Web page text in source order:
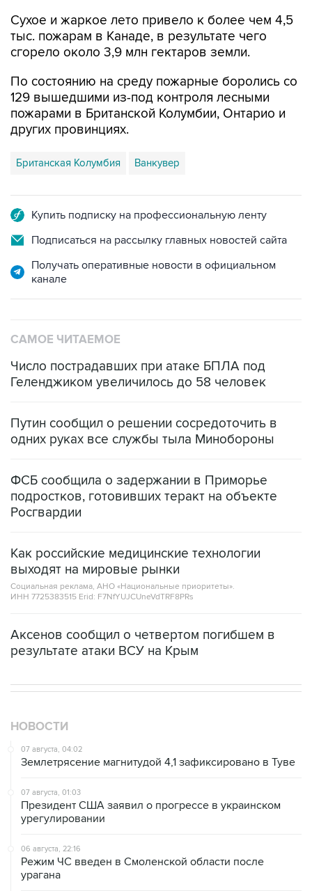
Сухое и жаркое лето привело к более чем 4,5
тыс. пожарам в Канаде, в результате чего
сгорело около 3,9 млн гектаров земли.
По состоянию на среду пожарные боролись со
129 вышедшими из-под контроля лесными
пожарами в Британской Колумбии, Онтарио и
других провинциях.
Британская Колумбия Ванкувер
Купить подписку на профессиональную ленту
Подписаться на рассылку главных новостей сайта
Получать оперативные новости в официальном
канале
САМОЕ ЧИТАЕМОЕ
Число пострадавших при атаке БПЛА под
Геленджиком увеличилось до 58 человек
Путин сообщил о решении сосредоточить в
одних руках все службы тыла Минобороны
ФСБ сообщила о задержании в Приморье
подростков, готовивших теракт на объекте
Росгвардии
Как российские медицинские технологии
выходят на мировые рынки
Социальная реклама, АНО «Национальные приоритеты».
ИНН 7725383515 Erid: F7NfYUJCUneVdTRF8PRs
Аксенов сообщил о четвертом погибшем в
результате атаки ВСУ на Крым
НОВОСТИ
07 августа, 04:02
Землетрясение магнитудой 4,1 зафиксировано в Туве
07 августа, 01:03
Президент США заявил о прогрессе в украинском
урегулировании
06 августа, 22:16
Режим ЧС введен в Смоленской области после
урагана